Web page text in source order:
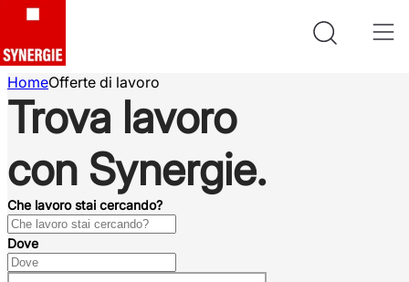
HomeOfferte di lavoro
Trova lavoro
con Synergie.
Che lavoro stai cercando?
Dove